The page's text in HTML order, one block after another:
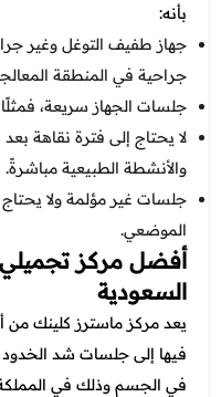
بأنه:
جهاز طفيف التوغل وغير
جراحية في المنطقة
جلسات الجهاز سريعة، فمثلًا قد تستغرق
لا يحتاج إلى فترة نقاهة
والأنشطة الطبيعية مباشرةً.
جلسات غير مؤلمة ولا
الموضعي.
أفضل مركز تجميلي
السعودية
يعد مركز ماسترز كلينك من
فيها إلى جلسات شد الخدود
في الجسم وذلك في